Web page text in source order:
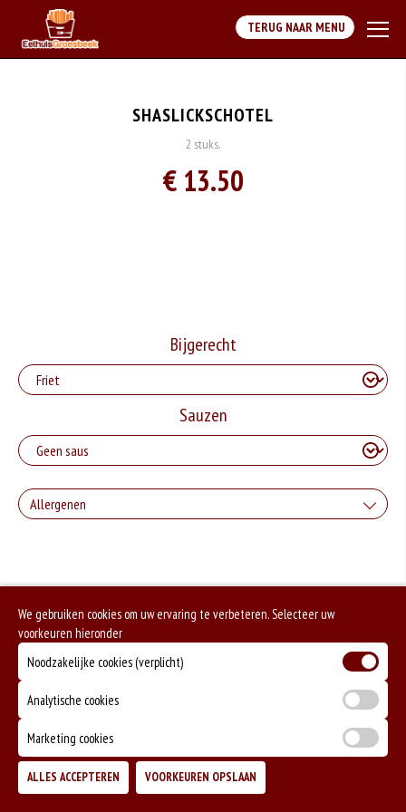
TERUG NAAR MENU
SHASLICKSCHOTEL
2 stuks.
€ 13.50
Bijgerecht
Sauzen
Allergenen
We gebruiken cookies om uw ervaring te verbeteren. Selecteer uw
voorkeuren hieronder
Noodzakelijke cookies (verplicht)
Analytische cookies
Marketing cookies
ALLES ACCEPTEREN VOORKEUREN OPSLAAN